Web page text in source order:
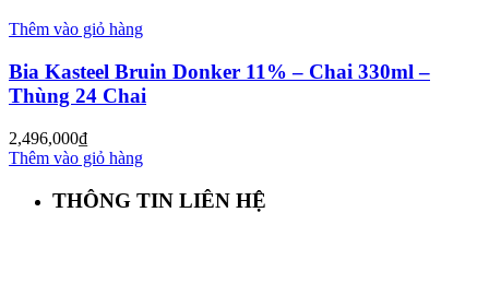
Thêm vào giỏ hàng
Bia Kasteel Bruin Donker 11% – Chai 330ml –
Thùng 24 Chai
2,496,000₫
Thêm vào giỏ hàng
THÔNG TIN LIÊN HỆ